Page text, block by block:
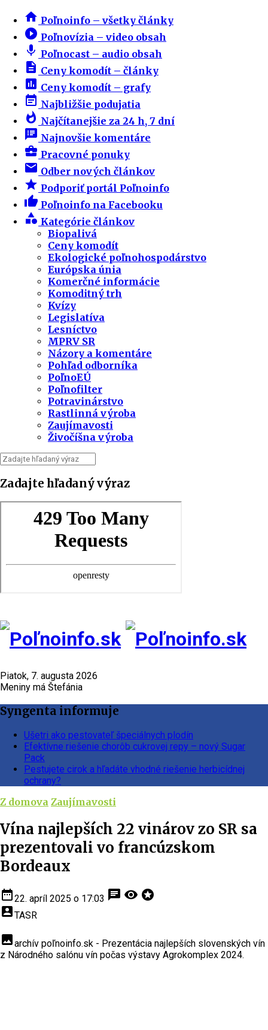
home Poľnoinfo – všetky články
play_circle_filled Poľnovízia – video obsah
mic Poľnocast – audio obsah
description Ceny komodít – články
insert_chart Ceny komodít – grafy
event_note Najbližšie podujatia
whatshot Najčítanejšie za 24 h, 7 dní
speaker_notes Najnovšie komentáre
business_center Pracovné ponuky
email Odber nových článkov
star Podporiť portál Poľnoinfo
thumb_up Poľnoinfo na Facebooku
category Kategórie článkov
Biopalivá
Ceny komodít
Ekologické poľnohospodárstvo
Európska únia
Komerčné informácie
Komoditný trh
Kvízy
Legislatíva
Lesníctvo
MPRV SR
Názory a komentáre
Pohľad odborníka
PoľnoEÚ
Poľnofilter
Potravinárstvo
Rastlinná výroba
Zaujímavosti
Živočíšna výroba
Zadajte hľadaný výraz
Piatok, 7. augusta 2026
Meniny má Štefánia
Syngenta informuje
Ušetri ako pestovateľ špeciálnych plodín
Efektívne riešenie chorôb cukrovej repy – nový Sugar
Pack
Pestujete cirok a hľadáte vhodné riešenie herbicídnej
ochrany?
Z domova Zaujímavosti
Vína najlepších 22 vinárov zo SR sa
prezentovali vo francúzskom
Bordeaux
date_range22. apríl 2025 o 17:03 chat visibility stars
account_boxTASR
insert_photoarchív poľnoinfo.sk - Prezentácia najlepších slovenských vín
z Národného salónu vín počas výstavy Agrokomplex 2024.